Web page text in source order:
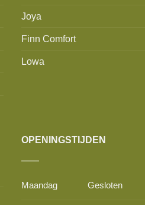
Joya
Finn Comfort
Lowa
OPENINGSTIJDEN
Maandag Gesloten